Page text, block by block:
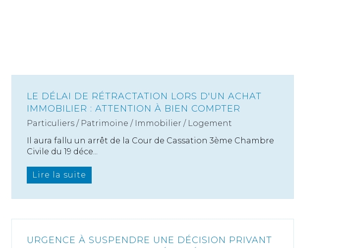
LE DÉLAI DE RÉTRACTATION LORS D'UN ACHAT
IMMOBILIER : ATTENTION À BIEN COMPTER
Particuliers / Patrimoine / Immobilier / Logement
Il aura fallu un arrêt de la Cour de Cassation 3ème Chambre
Civile du 19 déce...
Lire la suite
URGENCE À SUSPENDRE UNE DÉCISION PRIVANT